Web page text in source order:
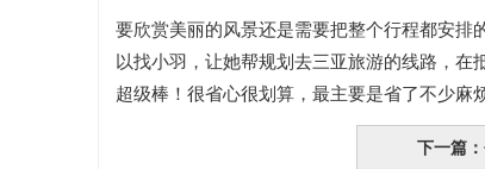
要欣赏美丽的风景还是需要把整个行程都安排
以找小羽，让她帮规划去三亚旅游的线路，
超级棒！很省心很划算，最主要是省了不少
下一篇：